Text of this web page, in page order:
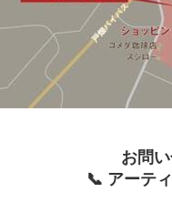
お問
📞 アーテ